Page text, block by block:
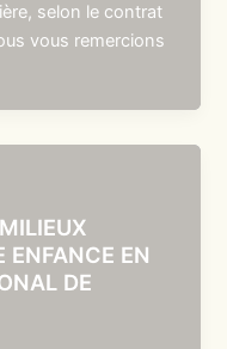
selon le contrat
vous remercions
ENFANCE EN
DE